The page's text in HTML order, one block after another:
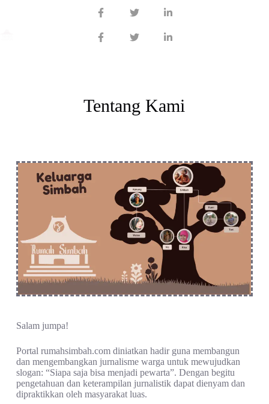
Tentang Kami
Salam jumpa!
Portal rumahsimbah.com diniatkan hadir guna membangun
dan mengembangkan jurnalisme warga untuk mewujudkan
slogan: “Siapa saja bisa menjadi pewarta”. Dengan begitu
pengetahuan dan keterampilan jurnalistik dapat dienyam dan
dipraktikkan oleh masyarakat luas.